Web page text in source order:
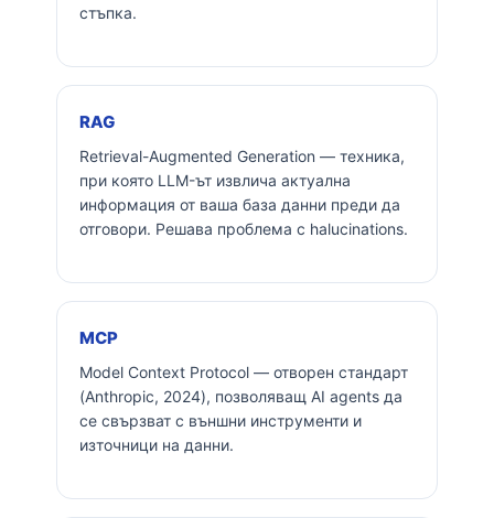
стъпка.
RAG
Retrieval-Augmented Generation — техника,
при която LLM-ът извлича актуална
информация от ваша база данни преди да
отговори. Решава проблема с halucinations.
MCP
Model Context Protocol — отворен стандарт
(Anthropic, 2024), позволяващ AI agents да
се свързват с външни инструменти и
източници на данни.